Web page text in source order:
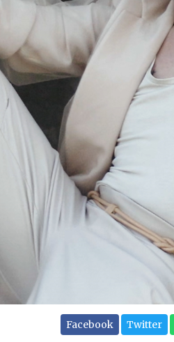
Facebook Twitter